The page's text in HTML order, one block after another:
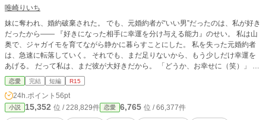
唯崎りいち
妹に奪われ、婚約破棄された。 でも、元婚約者が“いい男”だったのは、私が好き
だったから―― 『好きになった相手に幸運を分け与える能力』のせい。 私は山
奥で、ジャガイモを育てながら静かに暮らすことにした。 私を失った元婚約者
は、急速に転落していく。 それでも、まだ足りないから、もう少しだけ幸運を
あげる。 だって私は、まだ彼が大好きだから。 「どうか、お幸せに（笑）」 ―
―以前の物語では語り尽くせなかった、執着の真実と『騎士様』の登場。 毒の
キレと絶望の解像度を文字数1.5倍に増量して再構築した、真エンド版です。
恋愛 完結 短編 R15
24h.ポイント 56pt
小説 15,352 位 / 228,829件 恋愛 6,765 位 / 66,377件